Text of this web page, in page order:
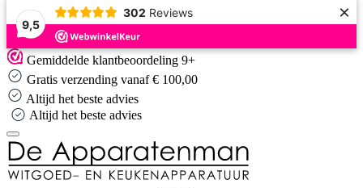
9,5
302 Reviews ×
Skip
to
content
Gemiddelde klantbeoordeling 9+
Gratis verzending vanaf € 100,00
Altijd het beste advies
Altijd het beste advies